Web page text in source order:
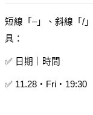
短線「–」、斜線「/
具：
✅ 日期｜時間
✅ 11.28・Fri・19:30